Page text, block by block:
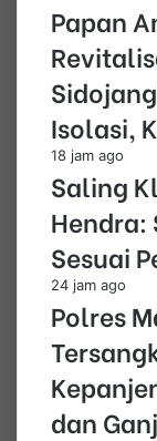
Papan
Isolasi,
18 jam ago
Saling
Hendra:
Sesuai
24 jam ago
Polres
dan